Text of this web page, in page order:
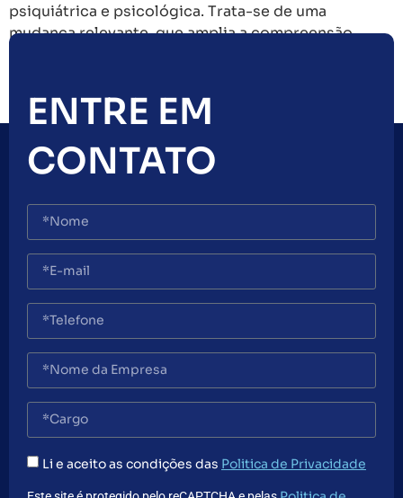
psiquiátrica e psicológica. Trata-se de uma
mudança relevante, que amplia a compreensão
ENTRE EM
CONTATO
Li e aceito as condições das Politica de Privacidade